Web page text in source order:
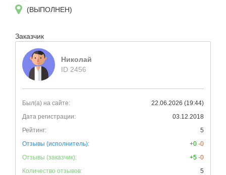
(ВЫПОЛНЕН)
Заказчик
Никoлай
ID 2456
Был(а) на сайте:
22.06.2026 (19:44)
Дата регистрации:
03.12.2018
Рейтинг:
5
Отзывы (исполнитель):
+0 -0
Отзывы (заказчик):
+5 -0
Количество отзывов:
5